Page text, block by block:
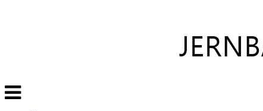
Veksle
navigasjon